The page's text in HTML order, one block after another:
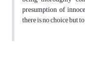
presumption of
there is no choice but